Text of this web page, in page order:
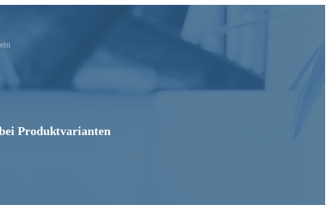
Produktvarianten